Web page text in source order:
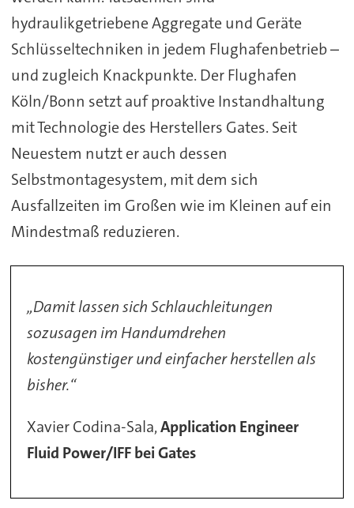
hydraulikgetriebene Aggregate und Geräte
Schlüsseltechniken in jedem Flughafenbetrieb –
und zugleich Knackpunkte. Der Flughafen
Köln/Bonn setzt auf proaktive Instandhaltung
mit Technologie des Herstellers Gates. Seit
Neuestem nutzt er auch dessen
Selbstmontagesystem, mit dem sich
Ausfallzeiten im Großen wie im Kleinen auf ein
Mindestmaß reduzieren.
„Damit lassen sich Schlauchleitungen
sozusagen im Handumdrehen
kostengünstiger und einfacher herstellen als
bisher.“
Xavier Codina-Sala,Application Engineer
Fluid Power/IFF bei Gates